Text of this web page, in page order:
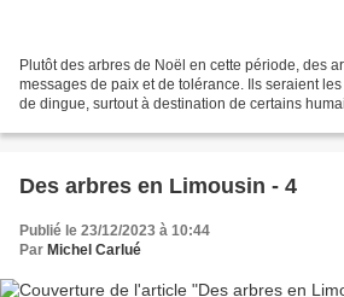
Plutôt des arbres de Noël en cette période, des
messages de paix et de tolérance. Ils seraient
de dingue, surtout à destination de certains
Des arbres en Limousin - 4
Publié le 23/12/2023 à 10:44
Par Michel Carlué